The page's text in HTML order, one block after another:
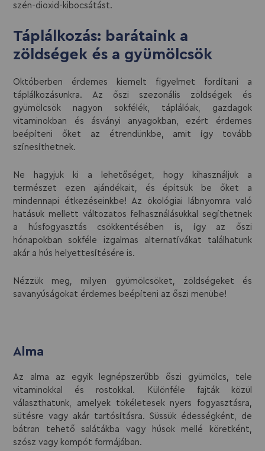
szén-dioxid-kibocsátást.
Táplálkozás: barátaink a
zöldségek és a gyümölcsök
Októberben érdemes kiemelt figyelmet fordítani a
táplálkozásunkra. Az őszi szezonális zöldségek és
gyümölcsök nagyon sokfélék, táplálóak, gazdagok
vitaminokban és ásványi anyagokban, ezért érdemes
beépíteni őket az étrendünkbe, amit így tovább
színesíthetnek.
Ne hagyjuk ki a lehetőséget, hogy kihasználjuk a
természet ezen ajándékait, és építsük be őket a
mindennapi étkezéseinkbe! Az ökológiai lábnyomra való
hatásuk mellett változatos felhasználásukkal segíthetnek
a húsfogyasztás csökkentésében is, így az őszi
hónapokban sokféle izgalmas alternatívákat találhatunk
akár a hús helyettesítésére is.
Nézzük meg, milyen gyümölcsöket, zöldségeket és
savanyúságokat érdemes beépíteni az őszi menübe!
Alma
Az alma az egyik legnépszerűbb őszi gyümölcs, tele
vitaminokkal és rostokkal. Különféle fajták közül
választhatunk, amelyek tökéletesek nyers fogyasztásra,
sütésre vagy akár tartósításra. Süssük édességként, de
bátran tehető salátákba vagy húsok mellé köretként,
szósz vagy kompót formájában.